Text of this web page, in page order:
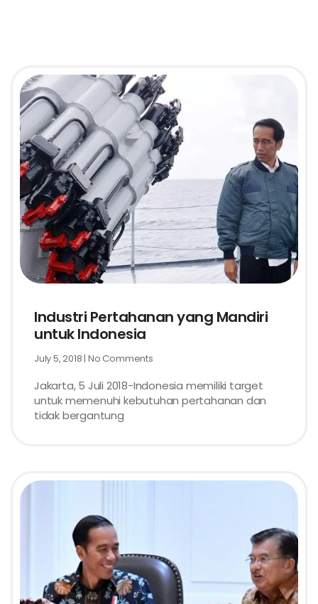
Industri Pertahanan yang Mandiri
untuk Indonesia
July 5, 2018 No Comments
Jakarta, 5 Juli 2018-Indonesia memiliki target
untuk memenuhi kebutuhan pertahanan dan
tidak bergantung